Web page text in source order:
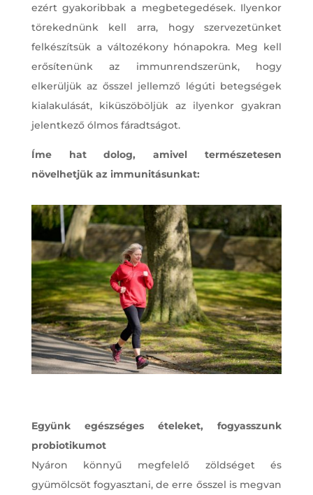
ezért gyakoribbak a megbetegedések. Ilyenkor
törekednünk kell arra, hogy szervezetünket
felkészítsük a változékony hónapokra. Meg kell
erősítenünk az immunrendszerünk, hogy
elkerüljük az ősszel jellemző légúti betegségek
kialakulását, kiküszöböljük az ilyenkor gyakran
jelentkező ólmos fáradtságot.
Íme hat dolog, amivel természetesen
növelhetjük az immunitásunkat:
Együnk egészséges ételeket, fogyasszunk
probiotikumot
Nyáron könnyű megfelelő zöldséget és
gyümölcsöt fogyasztani, de erre ősszel is megvan